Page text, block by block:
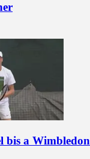
bis a Wimbledon